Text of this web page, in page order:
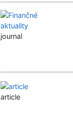
journal
article